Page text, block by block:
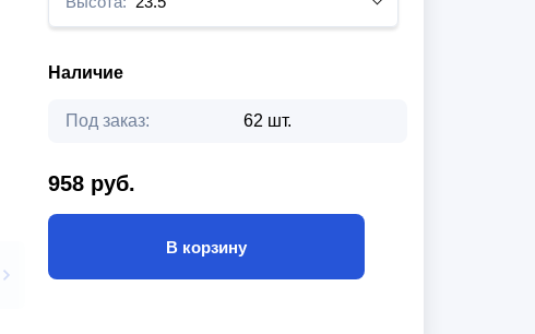
Наличие
Под заказ: 62 шт.
958 руб.
В корзину